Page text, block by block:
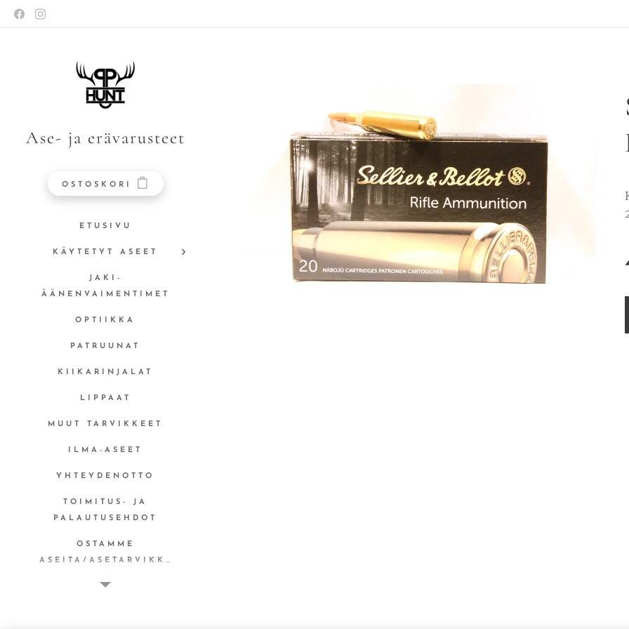
Ase- ja erävarusteet
OSTOSKORI
ETUSIVU
KÄYTETYT ASEET
JAKI-
ÄÄNENVAIMENTIMET
OPTIIKKA
PATRUUNAT
KIIKARINJALAT
LIPPAAT
MUUT TARVIKKEET
ILMA-ASEET
YHTEYDENOTTO
TOIMITUS- JA
PALAUTUSEHDOT
OSTAMME
ASEITA/ASETARVIKKEITA